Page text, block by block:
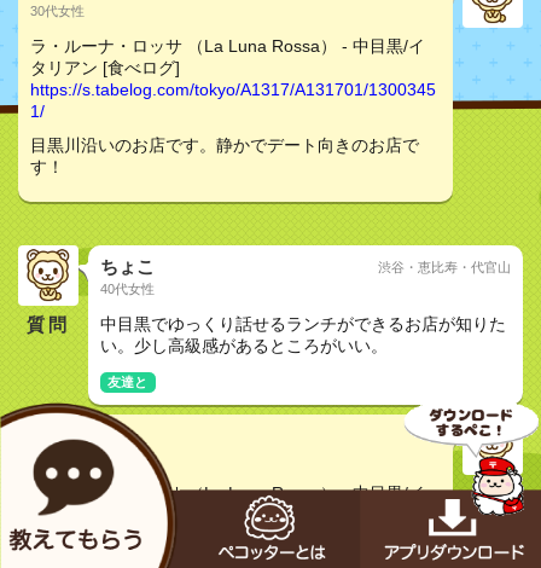
30代女性
ラ・ルーナ・ロッサ （La Luna Rossa） - 中目黒/イ
タリアン [食べログ]
https://s.tabelog.com/tokyo/A1317/A131701/1300345
1/
目黒川沿いのお店です。静かでデート向きのお店で
す！
質問
ちょこ
40代女性
渋谷・恵比寿・代官山
中目黒でゆっくり話せるランチができるお店が知りた
い。少し高級感があるところがいい。
友達と
秋桜
20代非公開
ラ・ルーナ・ロッサ （La Luna Rossa） - 中目黒/イ
タリアン [食べログ]
https://s.tabelog.com/tokyo/A1317/A131701/1300345